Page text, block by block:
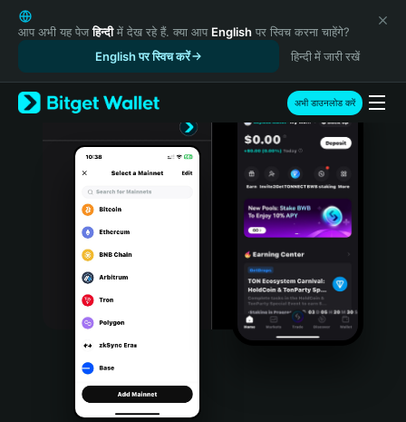
English
日本語
Русский
Español (Latinoamérica)
Türkçe
Português (Portugal)
Bahasa Indonesia
Português (Brasil)
Español (Argentina)
आप अभी यह पेजहिन्दीमें देख रहे हैं. क्या आप English पर स्विच करना चाहेंगे?
English पर स्विच करें
हिन्दी में जारी रखें
अभी डाउनलोड करें